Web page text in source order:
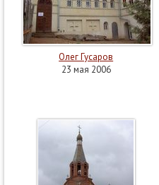
Олег Гусаров
23 мая 2006